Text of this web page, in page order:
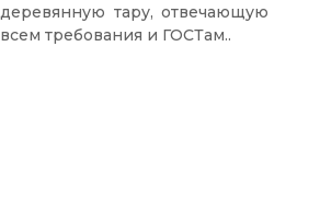
деревянную тару, отвечающую
всем требования и ГОСТам..